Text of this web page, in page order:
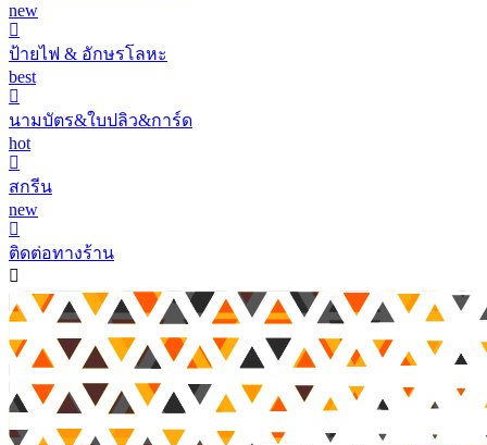
new
ป้ายไฟ & อักษรโลหะ
best
นามบัตร&ใบปลิว&การ์ด
hot
สกรีน
new
ติดต่อทางร้าน